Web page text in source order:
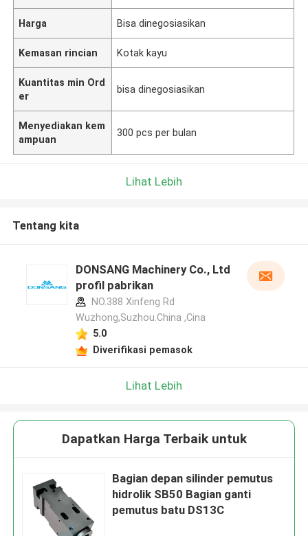
Harga Bisa dinegosiasikan
Kemasan rincian Kotak kayu
Kuantitas min Ord
er
bisa dinegosiasikan
Menyediakan kem
ampuan
300 pcs per bulan
Lihat Lebih
Tentang kita
DONSANG Machinery Co., Ltd
profil pabrikan
NO.388 Xinfeng Rd
Wuzhong,Suzhou.China ,Cina
5.0
Diverifikasi pemasok
Lihat Lebih
Dapatkan Harga Terbaik untuk
Bagian depan silinder pemutus
hidrolik SB50 Bagian ganti
pemutus batu DS13C